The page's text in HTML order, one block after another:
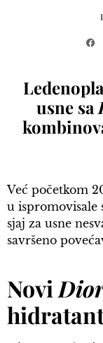
usne sa
Već početkom
u ispromovisale
sjaj za usne
savršeno
Novi